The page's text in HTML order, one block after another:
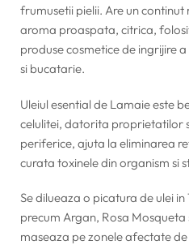
frumusetii pielii. Are un
aroma proaspata, citrica,
produse cosmetice de ingrijire
si bucatarie.
Uleiul esential de Lamaie este
celulitei, datorita proprietatilor
periferice, ajuta la eliminarea
curata toxinele din organism si
Se dilueaza o picatura de ulei
precum Argan, Rosa Mosqueta
maseaza pe zonele afectate